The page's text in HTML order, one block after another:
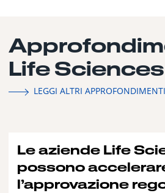
Life Sciences
LEGGI ALTRI APPROFONDIMENTI
Le aziende Life
possono
l’approvazione